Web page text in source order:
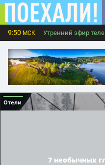
9:50 МСК Утренний эфир
Отели
7 необычных